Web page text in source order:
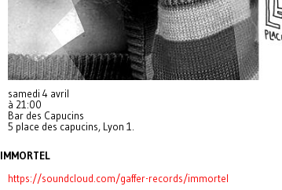
samedi 4 avril
à 21:00
Bar des Capucins
5 place des capucins, Lyon 1.
IMMORTEL
https://soundcloud.com/gaffer-records/immortel